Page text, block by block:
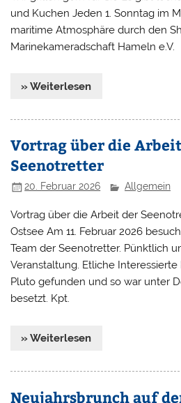
und Kuchen Jeden 1. Sonntag im
maritime Atmosphäre durch den
Marinekameradschaft Hameln e.V.
» Weiterlesen
Vortrag über die
Seenotretter
20. Februar 2026 Allgemein
Vortrag über die Arbeit der
Ostsee Am 11. Februar 2026
Team der Seenotretter. Pünktlich
Veranstaltung. Etliche
Pluto gefunden und so war unter
besetzt. Kpt.
» Weiterlesen
Neujahrsbrunch auf